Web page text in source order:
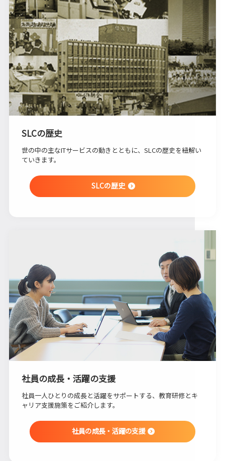
SLCの歴史
世の中の主なITサービスの動きとともに、SLCの歴史を紐解い
ていきます。
SLCの歴史
社員の成長・活躍の支援
社員一人ひとりの成長と活躍をサポートする、教育研修とキ
ャリア支援施策をご紹介します。
社員の成長・活躍の支援